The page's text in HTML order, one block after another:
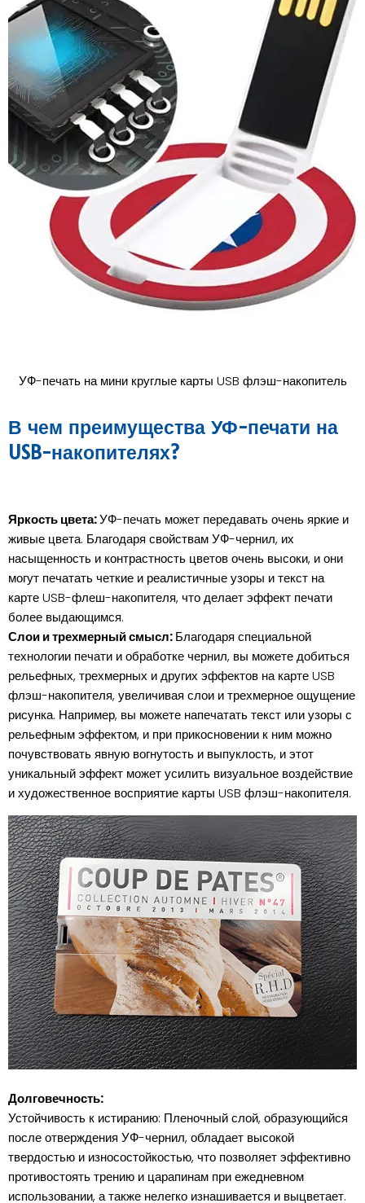
УФ-печать на мини круглые карты USB флэш-накопитель
В чем преимущества УФ-печати на
USB-накопителях?
Яркость цвета:УФ-печать может передавать очень яркие и
живые цвета. Благодаря свойствам УФ-чернил, их
насыщенность и контрастность цветов очень высоки, и они
могут печатать четкие и реалистичные узоры и текст на
карте USB-флеш-накопителя, что делает эффект печати
более выдающимся.
Слои и трехмерный смысл:Благодаря специальной
технологии печати и обработке чернил, вы можете добиться
рельефных, трехмерных и других эффектов на карте USB
флэш-накопителя, увеличивая слои и трехмерное ощущение
рисунка. Например, вы можете напечатать текст или узоры с
рельефным эффектом, и при прикосновении к ним можно
почувствовать явную вогнутость и выпуклость, и этот
уникальный эффект может усилить визуальное воздействие
и художественное восприятие карты USB флэш-накопителя.
Долговечность:
Устойчивость к истиранию: Пленочный слой, образующийся
после отверждения УФ-чернил, обладает высокой
твердостью и износостойкостью, что позволяет эффективно
противостоять трению и царапинам при ежедневном
использовании, а также нелегко изнашивается и выцветает.